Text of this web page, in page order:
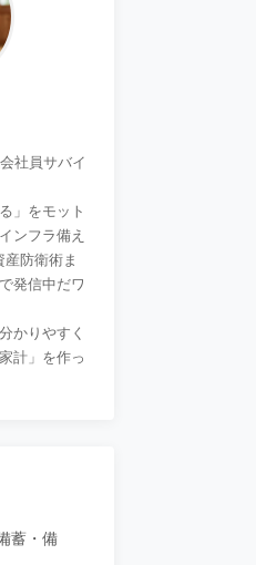
社員サバイ
」をモット
ンフラ備え
防衛術ま
発信中だワ
かりやすく
計」を作っ
蓄・備